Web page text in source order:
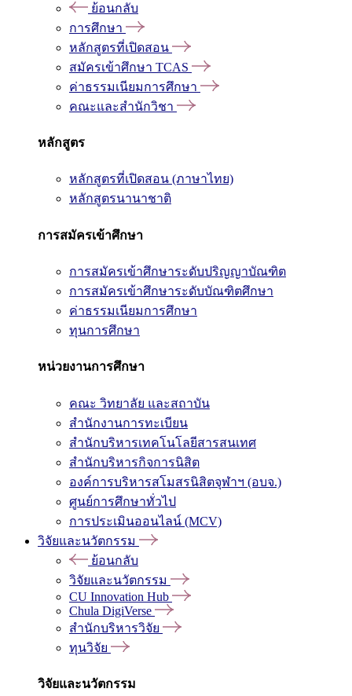
ย้อนกลับ
การศึกษา
หลักสูตรที่เปิดสอน
สมัครเข้าศึกษา TCAS
ค่าธรรมเนียมการศึกษา
คณะและสำนักวิชา
หลักสูตร
หลักสูตรที่เปิดสอน (ภาษาไทย)
หลักสูตรนานาชาติ
การสมัครเข้าศึกษา
การสมัครเข้าศึกษาระดับปริญญาบัณฑิต
การสมัครเข้าศึกษาระดับบัณฑิตศึกษา
ค่าธรรมเนียมการศึกษา
ทุนการศึกษา
หน่วยงานการศึกษา
คณะ วิทยาลัย และสถาบัน
สำนักงานการทะเบียน
สำนักบริหารเทคโนโลยีสารสนเทศ
สำนักบริหารกิจการนิสิต
องค์การบริหารสโมสรนิสิตจุฬาฯ (อบจ.)
ศูนย์การศึกษาทั่วไป
การประเมินออนไลน์ (MCV)
วิจัยและนวัตกรรม
ย้อนกลับ
วิจัยและนวัตกรรม
CU Innovation Hub
Chula DigiVerse
สำนักบริหารวิจัย
ทุนวิจัย
วิจัยและนวัตกรรม